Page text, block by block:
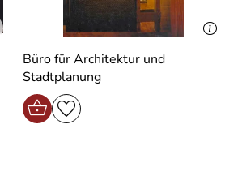
Büro für Architektur und
Stadtplanung